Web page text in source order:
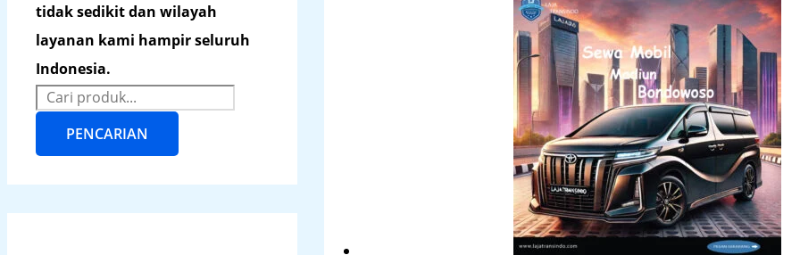
tidak sedikit dan wilayah
layanan kami hampir seluruh
Indonesia.
PENCARIAN